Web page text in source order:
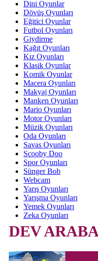
Dini Oyunlar
Dövüş Oyunları
Eğitici Oyunlar
Futbol Oyunları
Giydirme
Kağıt Oyunları
Kız Oyunları
Klasik Oyunlar
Komik Oyunlar
Macera Oyunları
Makyaj Oyunları
Manken Oyunları
Mario Oyunları
Motor Oyunları
Müzik Oyunları
Oda Oyunları
Savas Oyunları
Scooby Doo
Spor Oyunları
Sünger Bob
Webcam
Yarış Oyunları
Yarışma Oyunları
Yemek Oyunları
Zeka Oyunları
DEV